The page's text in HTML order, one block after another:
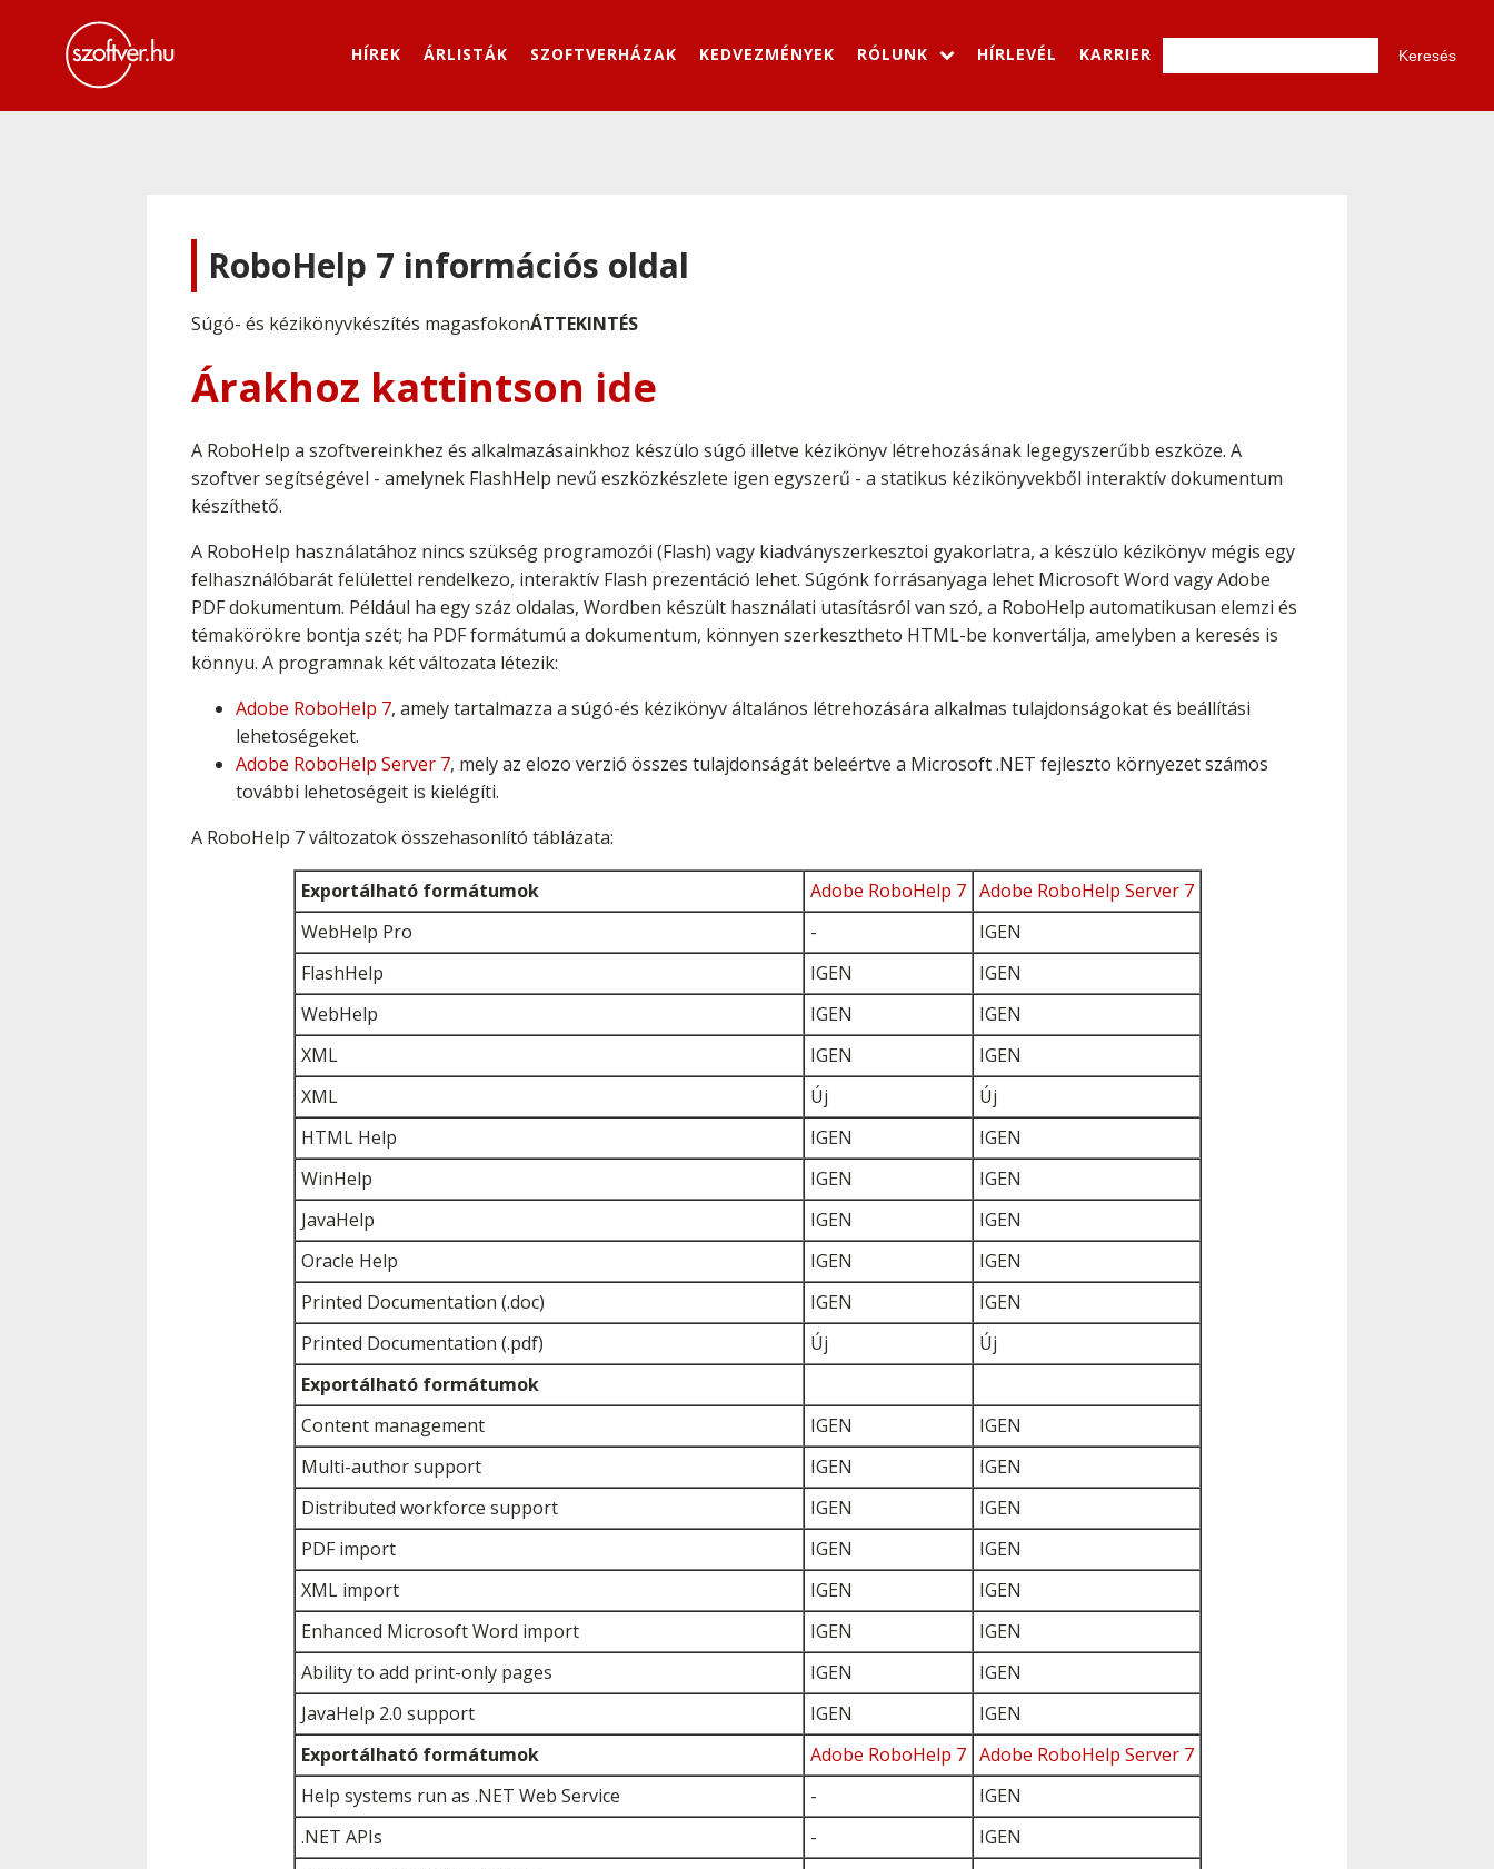
HÍREK ÁRLISTÁK SZOFTVERHÁZAK KEDVEZMÉNYEK RÓLUNK HÍRLEVÉL KARRIER
RoboHelp 7 információs oldal
Súgó- és kézikönyvkészítés magasfokonÁTTEKINTÉS
Árakhoz kattintson ide
A RoboHelp a szoftvereinkhez és alkalmazásainkhoz készülo súgó illetve kézikönyv létrehozásának legegyszerűbb eszköze. A
szoftver segítségével - amelynek FlashHelp nevű eszközkészlete igen egyszerű - a statikus kézikönyvekből interaktív dokumentum
készíthető.
A RoboHelp használatához nincs szükség programozói (Flash) vagy kiadványszerkesztoi gyakorlatra, a készülo kézikönyv mégis egy
felhasználóbarát felülettel rendelkezo, interaktív Flash prezentáció lehet. Súgónk forrásanyaga lehet Microsoft Word vagy Adobe
PDF dokumentum. Például ha egy száz oldalas, Wordben készült használati utasításról van szó, a RoboHelp automatikusan elemzi és
témakörökre bontja szét; ha PDF formátumú a dokumentum, könnyen szerkesztheto HTML-be konvertálja, amelyben a keresés is
könnyu. A programnak két változata létezik:
Adobe RoboHelp 7, amely tartalmazza a súgó-és kézikönyv általános létrehozására alkalmas tulajdonságokat és beállítási
lehetoségeket.
Adobe RoboHelp Server 7, mely az elozo verzió összes tulajdonságát beleértve a Microsoft .NET fejleszto környezet számos
további lehetoségeit is kielégíti.
A RoboHelp 7 változatok összehasonlító táblázata:
Exportálható formátumok Adobe RoboHelp 7 Adobe RoboHelp Server 7
WebHelp Pro
-
IGEN
FlashHelp
IGEN
IGEN
WebHelp
IGEN
IGEN
XML
IGEN
IGEN
XML
Új
Új
HTML Help
IGEN
IGEN
WinHelp
IGEN
IGEN
JavaHelp
IGEN
IGEN
Oracle Help
IGEN
IGEN
Printed Documentation (.doc)
IGEN
IGEN
Printed Documentation (.pdf)
Új
Új
Exportálható formátumok
Content management
IGEN
IGEN
Multi-author support
IGEN
IGEN
Distributed workforce support
IGEN
IGEN
PDF import
IGEN
IGEN
XML import
IGEN
IGEN
Enhanced Microsoft Word import
IGEN
IGEN
Ability to add print-only pages
IGEN
IGEN
JavaHelp 2.0 support
IGEN
IGEN
Exportálható formátumok
Adobe RoboHelp 7 Adobe RoboHelp Server 7
Help systems run as .NET Web Service
-
IGEN
.NET APIs
-
IGEN